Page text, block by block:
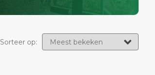
Sorteer op: